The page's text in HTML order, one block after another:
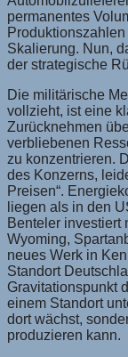
permanentes
Skalierung. Nun,
der strategische
Die militärische
vollzieht, ist eine
Zurücknehmen
verbliebenen
zu konzentrieren.
des Konzerns,
Preisen“.
liegen als in den
Benteler investiert
Wyoming,
neues Werk in
Standort
Gravitationspunkt
einem Standort
dort wächst,
produzieren kann.